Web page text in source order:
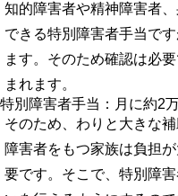
知的障害者や精神障害者
できる特別障害者手当で
ます。そのため確認は必
まれます。
特別障害者手当：月に約2
そのため、わりと大きな補
障害者をもつ家族は負担
要です。そこで、特別障